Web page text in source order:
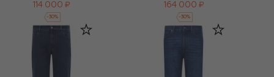
114 000 ₽
-30%
164 000 ₽
-30%